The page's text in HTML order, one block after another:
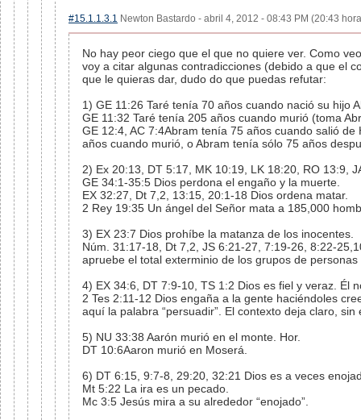
#15.1.1.3.1 Newton Bastardo - abril 4, 2012 - 08:43 PM (20:43
No hay peor ciego que el que no quiere ver. Como
voy a citar algunas contradicciones (debido a que el
que le quieras dar, dudo do que puedas refutar:
1) GE 11:26 Taré tenía 70 años cuando nació su hijo
GE 11:32 Taré tenía 205 años cuando murió (toma
GE 12:4, AC 7:4Abram tenía 75 años cuando salió
años cuando murió, o Abram tenía sólo 75 años
2) Ex 20:13, DT 5:17, MK 10:19, LK 18:20, RO 13:9,
GE 34:1-35:5 Dios perdona el engaño y la muerte.
EX 32:27, Dt 7,2, 13:15, 20:1-18 Dios ordena matar.
2 Rey 19:35 Un ángel del Señor mata a 185,000
3) EX 23:7 Dios prohíbe la matanza de los inocentes.
Núm. 31:17-18, Dt 7,2, JS 6:21-27, 7:19-26, 8:22-
apruebe el total exterminio de los grupos de
4) EX 34:6, DT 7:9-10, TS 1:2 Dios es fiel y veraz. Él
2 Tes 2:11-12 Dios engaña a la gente haciéndoles
aquí la palabra “persuadir”. El contexto deja claro,
5) NU 33:38 Aarón murió en el monte. Hor.
DT 10:6Aaron murió en Moserá.
6) DT 6:15, 9:7-8, 29:20, 32:21 Dios es a veces
Mt 5:22 La ira es un pecado.
Mc 3:5 Jesús mira a su alrededor “enojado”.